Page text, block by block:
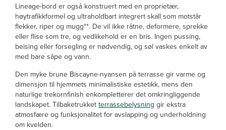
Lineage-bord er også konstruert med en proprietær,
høytrafikkformel og ultraholdbart integrert skall som motstår
flekker, riper og mugg**. De vil ikke råtne, deformere, sprekke
eller flise som tre, og vedlikehold er en bris. Ingen pussing,
beising eller forsegling er nødvendig, og søl vaskes enkelt av
med bare såpe og vann.
Den myke brune Biscayne-nyansen på terrasse gir varme og
dimensjon til hjemmets minimalistiske estetikk, mens den
naturlige trekornfinish enkompletterer det omkringliggende
landskapet. Tilbaketrukket terrassebelysning gir ekstra
atmosfære og funksjonalitet for avslapping og underholdning
om kvelden.